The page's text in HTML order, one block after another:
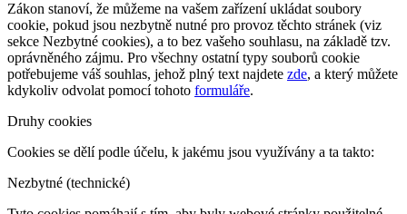
Zákon stanoví, že můžeme na vašem zařízení ukládat soubory
cookie, pokud jsou nezbytně nutné pro provoz těchto stránek (viz
sekce Nezbytné cookies), a to bez vašeho souhlasu, na základě tzv.
oprávněného zájmu. Pro všechny ostatní typy souborů cookie
potřebujeme váš souhlas, jehož plný text najdete zde, a který můžete
kdykoliv odvolat pomocí tohoto formuláře.
Druhy cookies
Cookies se dělí podle účelu, k jakému jsou využívány a ta takto:
Nezbytné (technické)